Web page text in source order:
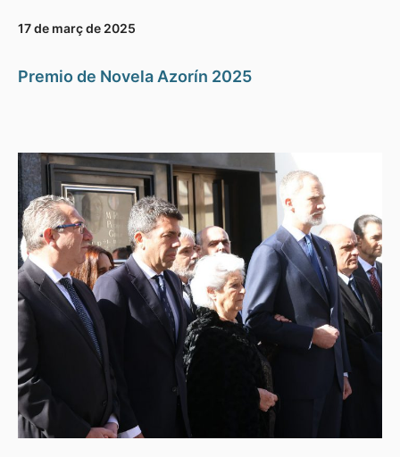
17 de març de 2025
Premio de Novela Azorín 2025